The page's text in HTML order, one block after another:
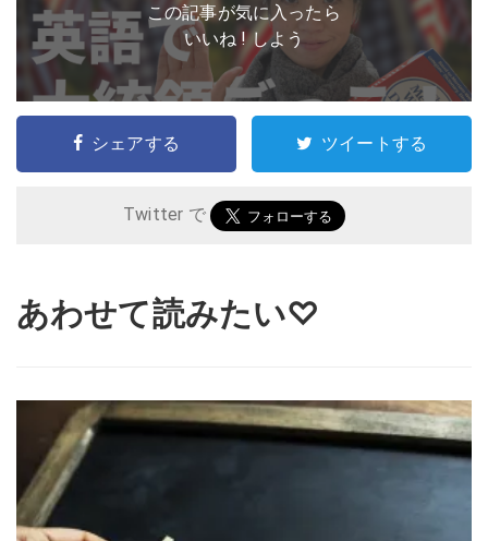
この記事が気に入ったら
いいね ! しよう
シェアする ツイートする
Twitter で
あわせて読みたい♡